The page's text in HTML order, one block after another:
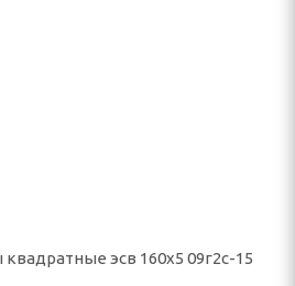
эсв 160x5 09г2с-15